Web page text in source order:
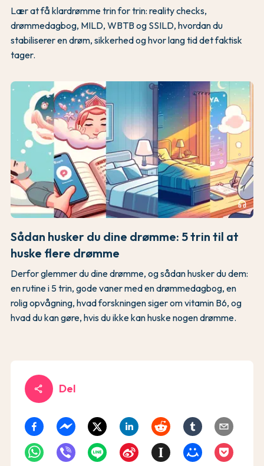
Lær at få klardrømme trin for trin: reality checks,
drømmedagbog, MILD, WBTB og SSILD, hvordan du
stabiliserer en drøm, sikkerhed og hvor lang tid det faktisk
tager.
headphones
Sådan husker du dine drømme: 5 trin til at
huske flere drømme
Derfor glemmer du dine drømme, og sådan husker du dem:
en rutine i 5 trin, gode vaner med en drømmedagbog, en
rolig opvågning, hvad forskningen siger om vitamin B6, og
hvad du kan gøre, hvis du ikke kan huske nogen drømme.
share Del